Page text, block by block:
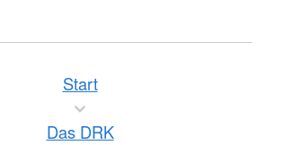
Start
Das DRK